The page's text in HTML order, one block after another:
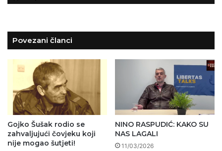
Povezani članci
Gojko Šušak rodio se
zahvaljujući čovjeku koji
nije mogao šutjeti!
NINO RASPUDIĆ: KAKO SU
NAS LAGALI
11/03/2026